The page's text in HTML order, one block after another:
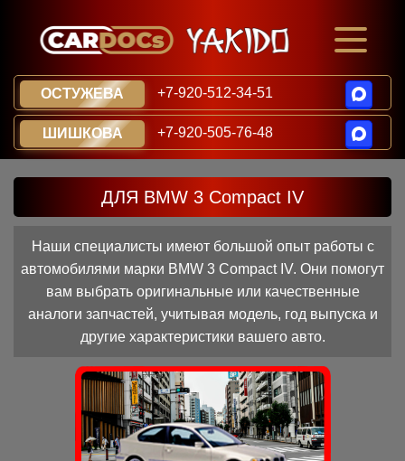
ОСТУЖЕВА +7-920-512-34-51
ШИШКОВА +7-920-505-76-48
ДЛЯ BMW 3 Compact IV
Наши специалисты имеют большой опыт работы с
автомобилями марки BMW 3 Compact IV. Они помогут
вам выбрать оригинальные или качественные
аналоги запчастей, учитывая модель, год выпуска и
другие характеристики вашего авто.